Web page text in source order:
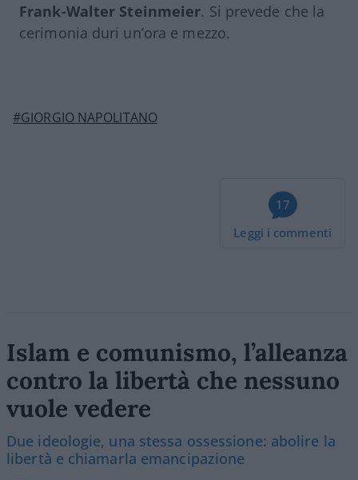
Frank-Walter Steinmeier. Si prevede che la
cerimonia duri un’ora e mezzo.
#GIORGIO NAPOLITANO
17
Leggi i commenti
Islam e comunismo, l’alleanza
contro la libertà che nessuno
vuole vedere
Due ideologie, una stessa ossessione: abolire la
libertà e chiamarla emancipazione